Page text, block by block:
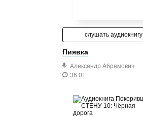
слушать аудиокнигу
Пиявка
Александр Абрамович
36:01